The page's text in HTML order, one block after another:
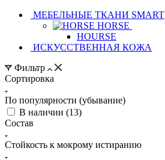
МЕБЕЛЬНЫЕ ТКАНИ SMART
HORSE
HOURSE
ИСКУССТВЕННАЯ КОЖА
Фильтр
Сортировка
По популярности (убывание)
В наличии (13)
Состав
Стойкость к мокрому истиранию